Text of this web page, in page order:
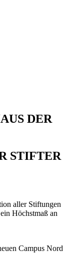
DER
STIFTER
aller Stiftungen
Höchstmaß an